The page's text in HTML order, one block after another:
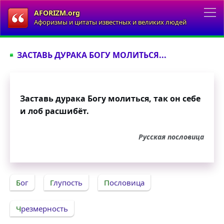
AFORIZM.org
Афоризмы и цитаты известных и великих людей
ЗАСТАВЬ ДУРАКА БОГУ МОЛИТЬСЯ...
Заставь дурака Богу молиться, так он себе
и лоб расшибёт.
Русская пословица
Бог Глупость Пословица
Чрезмерность